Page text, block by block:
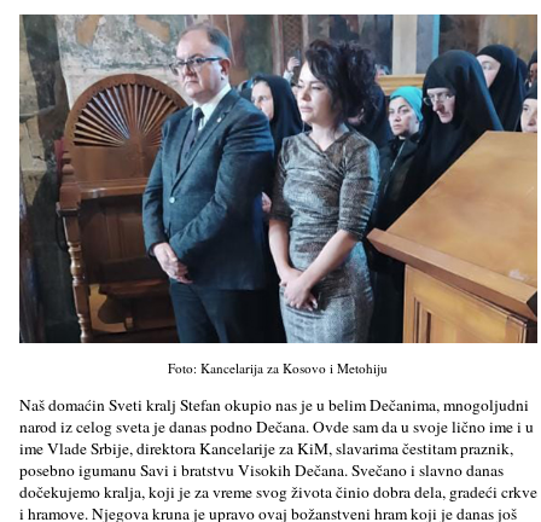
Foto: Kancelarija za Kosovo i Metohiju
Naš domaćin Sveti kralj Stefan okupio nas je u belim Dečanima, mnogoljudni
narod iz celog sveta je danas podno Dečana. Ovde sam da u svoje lično ime i u
ime Vlade Srbije, direktora Kancelarije za KiM, slavarima čestitam praznik,
posebno igumanu Savi i bratstvu Visokih Dečana. Svečano i slavno danas
dočekujemo kralja, koji je za vreme svog života činio dobra dela, gradeći crkve
i hramove. Njegova kruna je upravo ovaj božanstveni hram koji je danas još